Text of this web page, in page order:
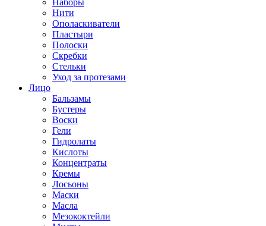
Наборы
Нити
Ополаскиватели
Пластыри
Полоски
Скребки
Стельки
Уход за протезами
Лицо
Бальзамы
Бустеры
Воски
Гели
Гидролаты
Кислоты
Концентраты
Кремы
Лосьоны
Маски
Масла
Мезококтейли